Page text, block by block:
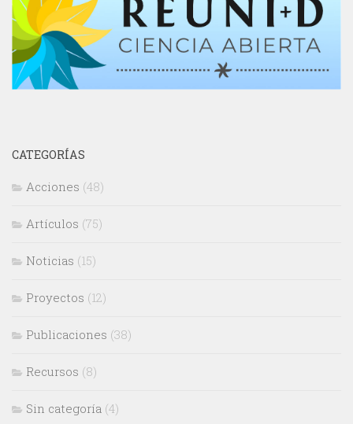
CATEGORÍAS
Acciones (48)
Artículos (75)
Noticias (15)
Proyectos (12)
Publicaciones (38)
Recursos (8)
Sin categoría (4)